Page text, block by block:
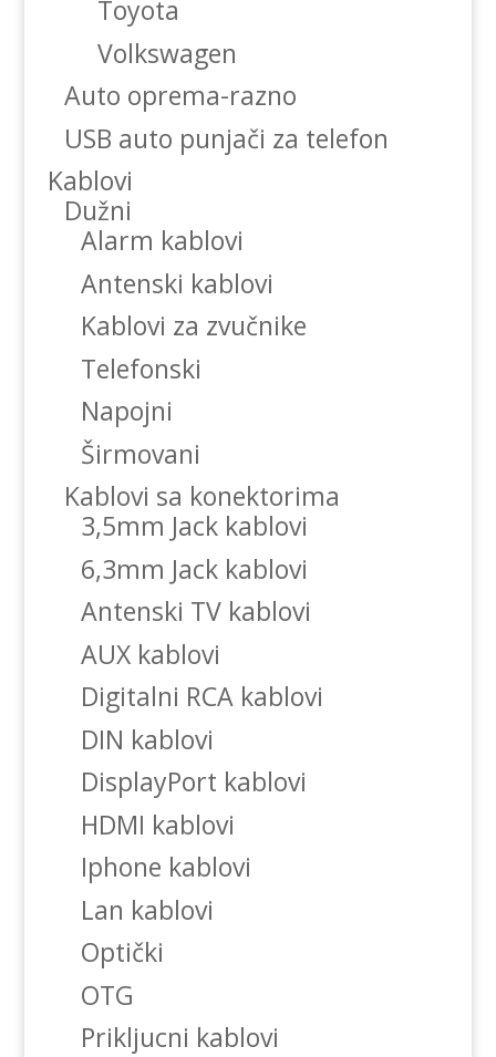
Toyota
Volkswagen
Auto oprema-razno
USB auto punjači za telefon
Kablovi
Dužni
Alarm kablovi
Antenski kablovi
Kablovi za zvučnike
Telefonski
Napojni
Širmovani
Kablovi sa konektorima
3,5mm Jack kablovi
6,3mm Jack kablovi
Antenski TV kablovi
AUX kablovi
Digitalni RCA kablovi
DIN kablovi
DisplayPort kablovi
HDMI kablovi
Iphone kablovi
Lan kablovi
Optički
OTG
Prikljucni kablovi